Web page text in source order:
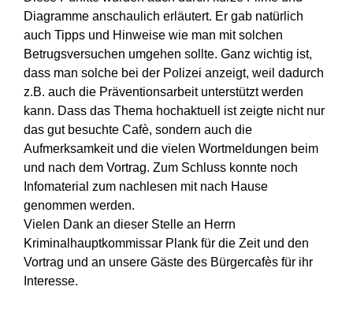
Diagramme anschaulich erläutert. Er gab natürlich
auch Tipps und Hinweise wie man mit solchen
Betrugsversuchen umgehen sollte. Ganz wichtig ist,
dass man solche bei der Polizei anzeigt, weil dadurch
z.B. auch die Präventionsarbeit unterstützt werden
kann. Dass das Thema hochaktuell ist zeigte nicht nur
das gut besuchte Cafè, sondern auch die
Aufmerksamkeit und die vielen Wortmeldungen beim
und nach dem Vortrag. Zum Schluss konnte noch
Infomaterial zum nachlesen mit nach Hause
genommen werden.
Vielen Dank an dieser Stelle an Herrn
Kriminalhauptkommissar Plank für die Zeit und den
Vortrag und an unsere Gäste des Bürgercafès für ihr
Interesse.